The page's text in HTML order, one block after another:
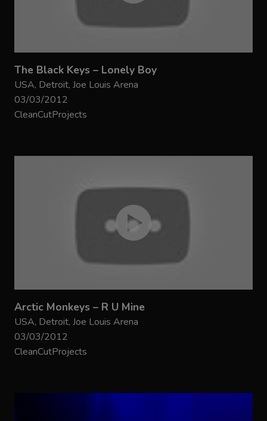
The Black Keys – Lonely Boy
USA, Detroit, Joe Louis Arena
03/03/2012
CleanCutProjects
Arctic Monkeys – R U Mine
USA, Detroit, Joe Louis Arena
03/03/2012
CleanCutProjects